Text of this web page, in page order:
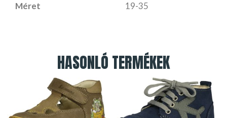
Méret
19-35
HASONLÓ TERMÉKEK